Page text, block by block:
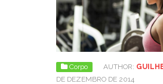
Corpo AUTHOR:
DE DEZEMBRO DE 2014